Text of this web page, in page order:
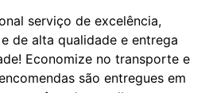
serviço de excelência,
de alta qualidade e entrega
Economize no transporte e
são entregues em